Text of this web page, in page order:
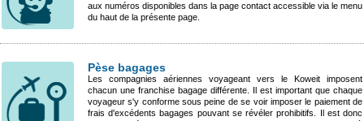
aux numéros disponibles dans la page contact accessible via le menu
du haut de la présente page.
Pèse bagages
Les compagnies aériennes voyageant vers le Koweit imposent
chacun une franchise bagage différente. Il est important que chaque
voyageur s'y conforme sous peine de se voir imposer le paiement de
frais d'excédents bagages pouvant se révéler prohibitifs. Il est donc